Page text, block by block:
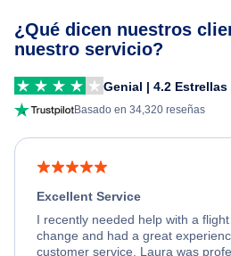
¿Qué dicen nuestros
nuestro servicio?
Genial | 4.2 Estrellas
Basado en 34,320 reseñas
Excellent Service
I recently needed help with a
change and had a great
customer service. Laura was